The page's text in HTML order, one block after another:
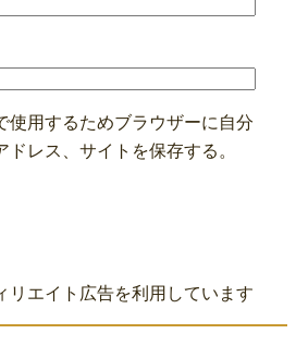
使用するためブラウザーに自分
レス、サイトを保存する。
リエイト広告を利用しています